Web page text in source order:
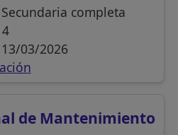
Secundaria completa
13/03/2026
de Mantenimiento